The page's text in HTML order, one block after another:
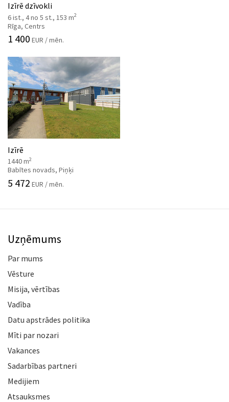
Izīrē dzīvokli
6 ist., 4 no 5 st., 153 m2
Rīga, Centrs
1 400 EUR / mēn.
Izīrē
1440 m2
Babītes novads, Piņķi
5 472 EUR / mēn.
Uzņēmums
Par mums
Vēsture
Misija, vērtības
Vadība
Datu apstrādes politika
Mīti par nozari
Vakances
Sadarbības partneri
Medijiem
Atsauksmes